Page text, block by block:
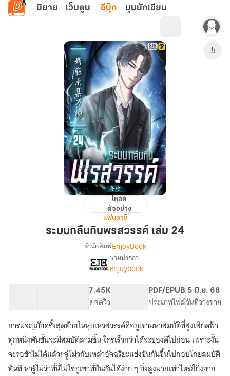
ข้ามไปยังเนื้อหาหลัก
นิยาย เว็บตูน อีบุ๊ก มุมนักเขียน
ระบบ
กิน
โหลด
ตัวอย่าง
แฟนตาซี
ระบบกลืนกินพรสวรรค์ เล่ม 24
เรื่อง [จบ]
ระบบ
สำนักพิมพ์EnjoyBook
นามปากกา
enjoybook
7.45K
ยอดวิว
PDF/EPUB
ประเภทไฟล์
5 มิ.ย. 68
วันที่วางขาย
การผจญภัยครั้งสุดท้ายในหุบเหวสวรรค์คือภูเขามหาสมบัติที่สูงเสียดฟ้า
ทุกหนึ่งพันขั้นจะมีสมบัติสามชิ้น ใครเร็วกว่าได้จะของดีไปก่อน เพราะงั้น
จะรอช้าไม่ได้แล้ว! ฉู่โม่วกับเหล่าอัจฉริยะแข่งขันกันขึ้นไปกอบโกยสมบัติ
ทันที หารู้ไม่ว่าที่นี่ไม่ใช่ภูเขาที่ปืนกันได้ง่าย ๆ ยิ่งสูงมากเท่าไหร่ก็ยิ่งยาก